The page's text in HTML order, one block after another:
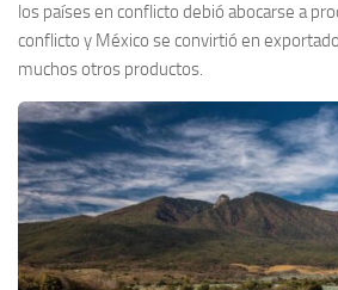
los países en conflicto debió abocarse a
conflicto y México se convirtió en
muchos otros productos.